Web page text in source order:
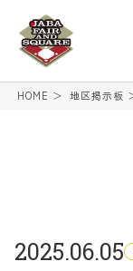
HOME 地区掲示板
2025.06.05